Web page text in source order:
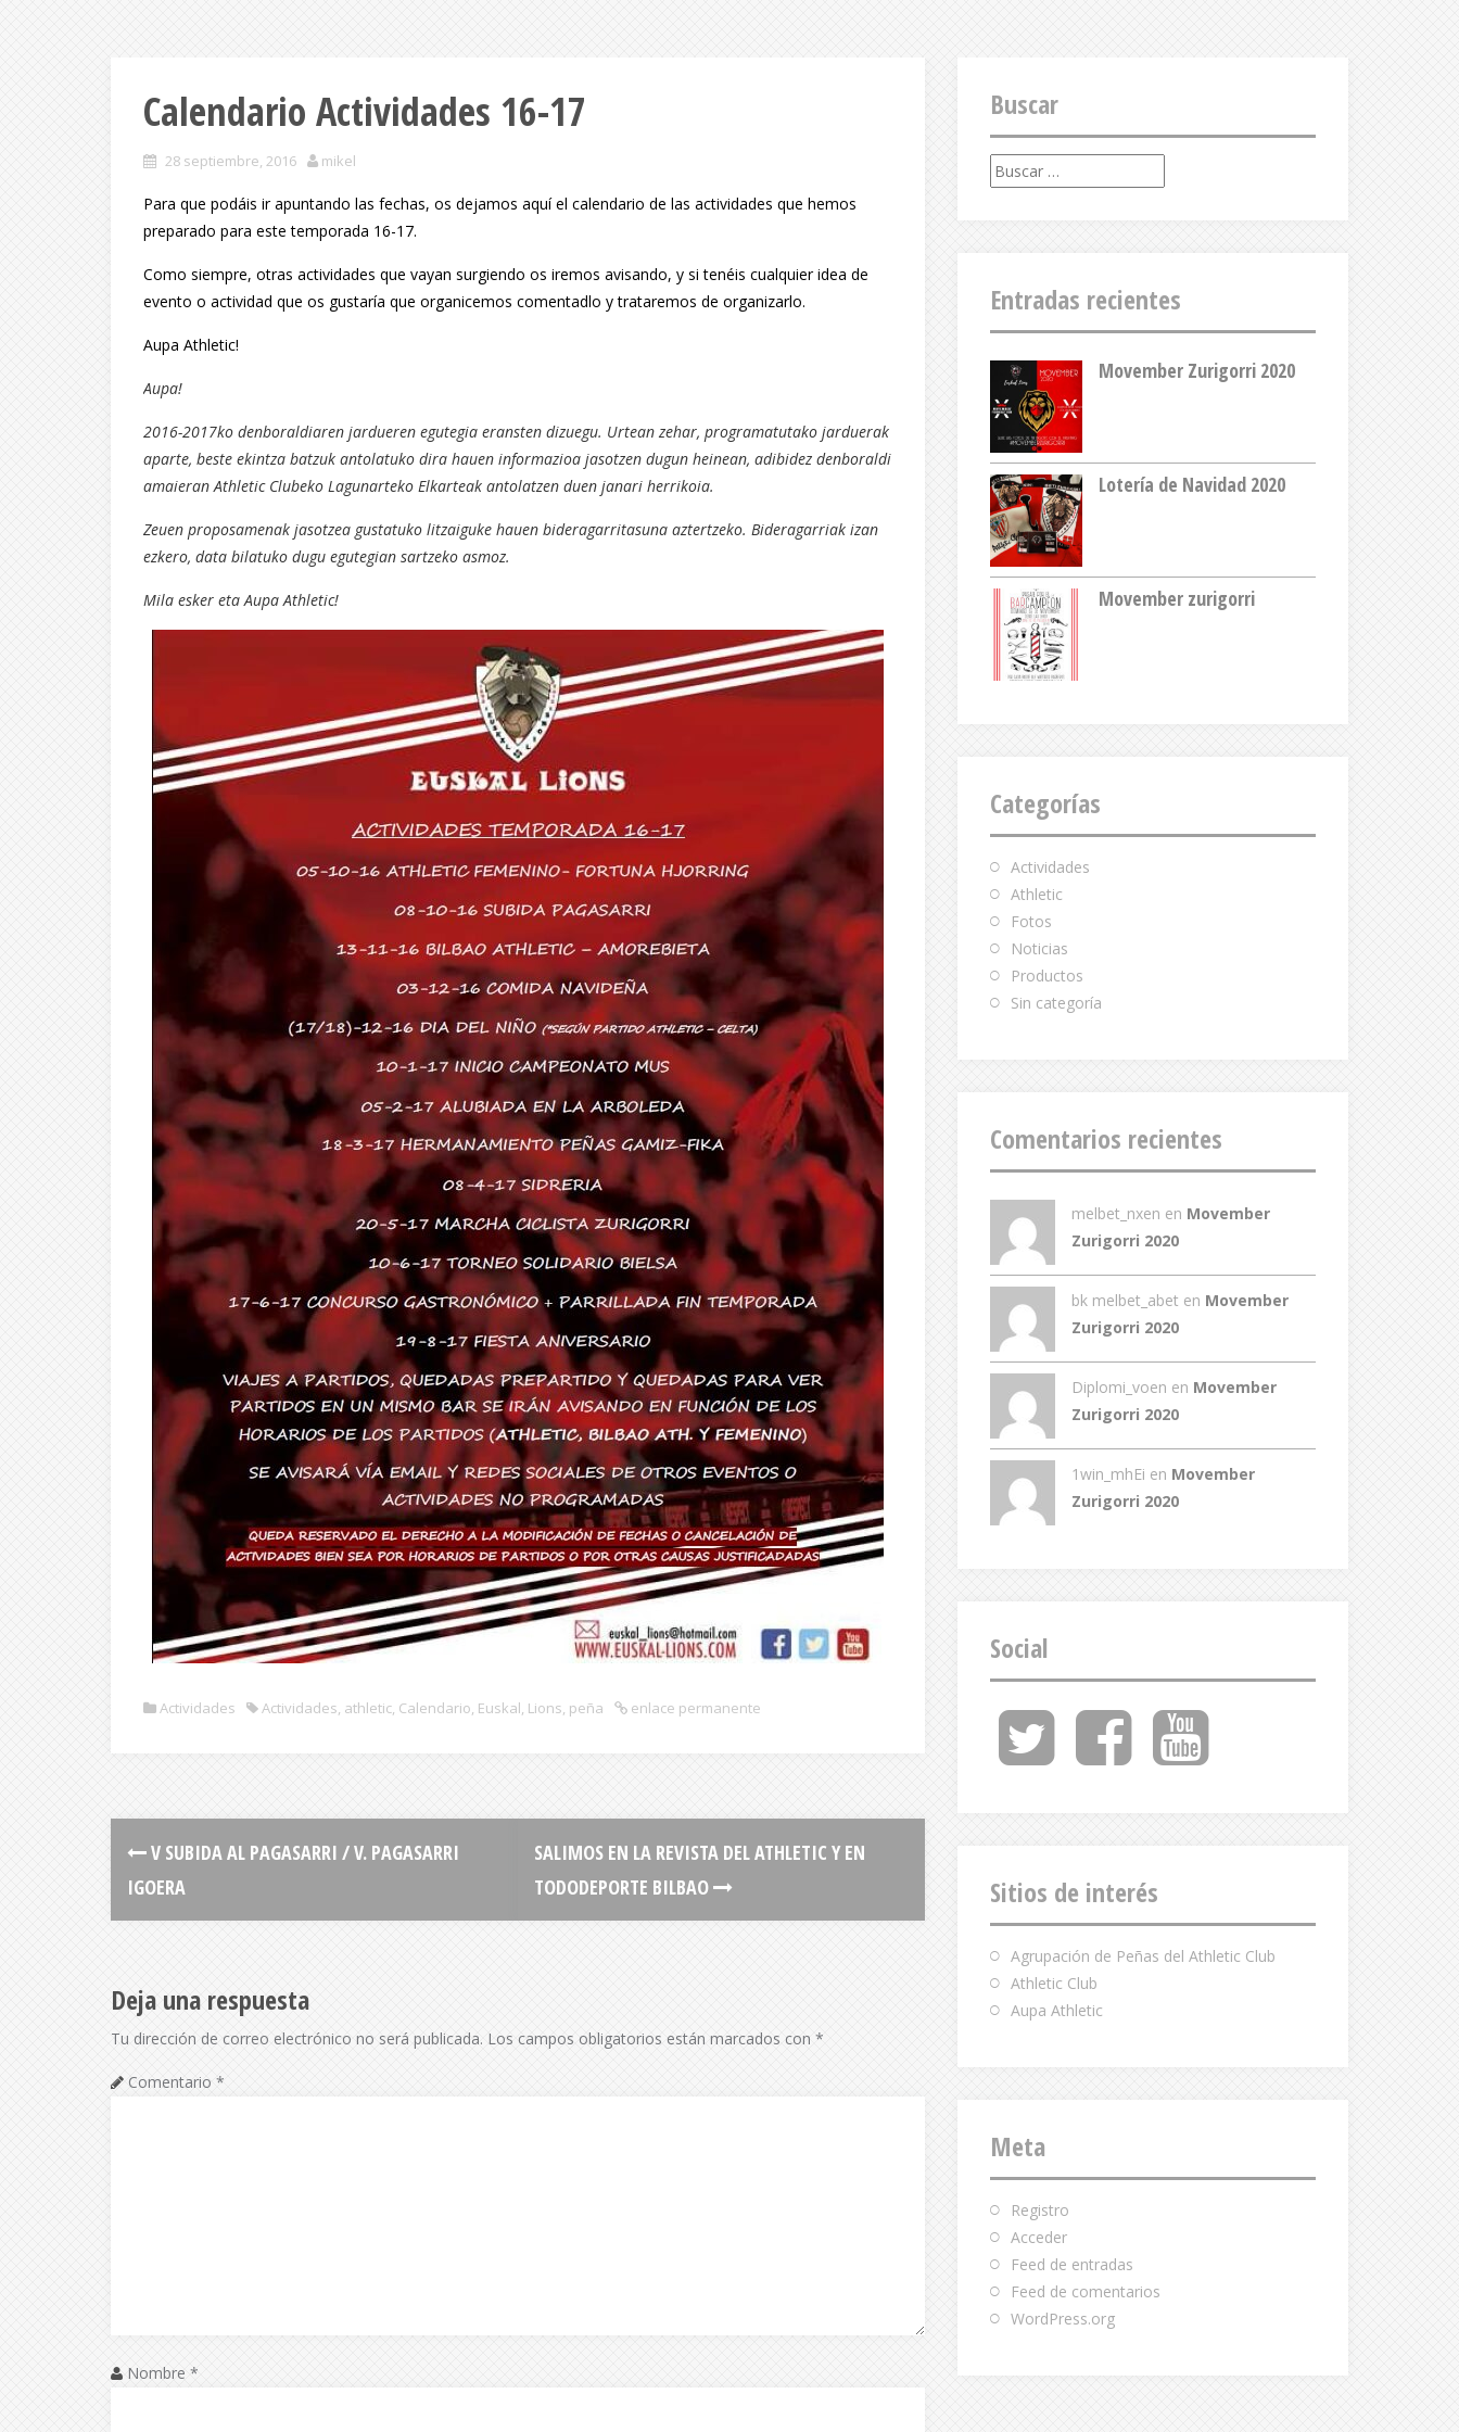
Calendario Actividades 16-17
28 septiembre, 2016 mikel
Para que podáis ir apuntando las fechas, os dejamos aquí el calendario de las actividades que hemos
preparado para este temporada 16-17.
Como siempre, otras actividades que vayan surgiendo os iremos avisando, y si tenéis cualquier idea de
evento o actividad que os gustaría que organicemos comentadlo y trataremos de organizarlo.
Aupa Athletic!
Aupa!
2016-2017ko denboraldiaren jardueren egutegia eransten dizuegu. Urtean zehar, programatutako jarduerak
aparte, beste ekintza batzuk antolatuko dira hauen informazioa jasotzen dugun heinean, adibidez denboraldi
amaieran Athletic Clubeko Lagunarteko Elkarteak antolatzen duen janari herrikoia.
Zeuen proposamenak jasotzea gustatuko litzaiguke hauen bideragarritasuna aztertzeko. Bideragarriak izan
ezkero, data bilatuko dugu egutegian sartzeko asmoz.
Mila esker eta Aupa Athletic!
Actividades Actividades, athletic, Calendario, Euskal, Lions, peña enlace permanente
V SUBIDA AL PAGASARRI / V. PAGASARRI
IGOERA
SALIMOS EN LA REVISTA DEL ATHLETIC Y EN
TODODEPORTE BILBAO
Deja una respuesta
Tu dirección de correo electrónico no será publicada. Los campos obligatorios están marcados con *
Comentario *
Nombre *
Buscar
Buscar:
Entradas recientes
Movember Zurigorri 2020
Lotería de Navidad 2020
Movember zurigorri
Categorías
Actividades
Athletic
Fotos
Noticias
Productos
Sin categoría
Comentarios recientes
melbet_nxen en Movember
Zurigorri 2020
bk melbet_abet en Movember
Zurigorri 2020
Diplomi_voen en Movember
Zurigorri 2020
1win_mhEi en Movember
Zurigorri 2020
Social
Twitter Facebook Youtube
Sitios de interés
Agrupación de Peñas del Athletic Club
Athletic Club
Aupa Athletic
Meta
Registro
Acceder
Feed de entradas
Feed de comentarios
WordPress.org